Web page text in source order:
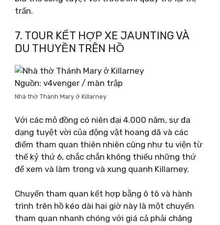
trấn.
7. TOUR KẾT HỢP XE JAUNTING VÀ
DU THUYỀN TRÊN HỒ
Nguồn: v4venger / màn trập
Nhà thờ Thánh Mary ở Killarney
Với các mỏ đồng có niên đại 4.000 năm, sự đa
dạng tuyệt vời của động vật hoang dã và các
điểm tham quan thiên nhiên cũng như tu viện từ
thế kỷ thứ 6, chắc chắn không thiếu những thứ
để xem và làm trong và xung quanh Killarney.
Chuyến tham quan kết hợp bằng ô tô và hành
trình trên hồ kéo dài hai giờ này là một chuyến
tham quan nhanh chóng với giá cả phải chăng